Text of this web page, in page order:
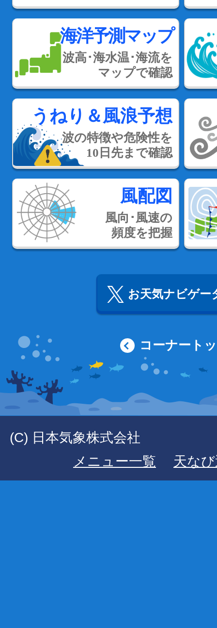
海洋予測マップ
波高･海水温･海流を
マップで確認
うねり＆風浪予想
波の特徴や危険性を
10日先まで確認
風配図
風向･風速の
頻度を把握
お天気ナビゲー
コーナート
(C) 日本気象株式会社
メニュー一覧
天な